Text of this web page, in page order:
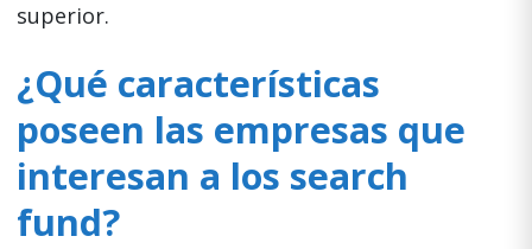
superior.
¿Qué características
poseen las empresas que
interesan a los search
fund?